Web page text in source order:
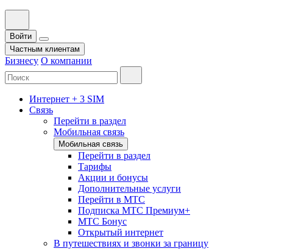
Войти
Частным клиентам
Бизнесу О компании
Интернет + 3 SIM
Связь
Перейти в раздел
Мобильная связь
Мобильная связь
Перейти в раздел
Тарифы
Акции и бонусы
Дополнительные услуги
Перейти в МТС
Подписка МТС Премиум+
МТС Бонус
Открытый интернет
В путешествиях и звонки за границу